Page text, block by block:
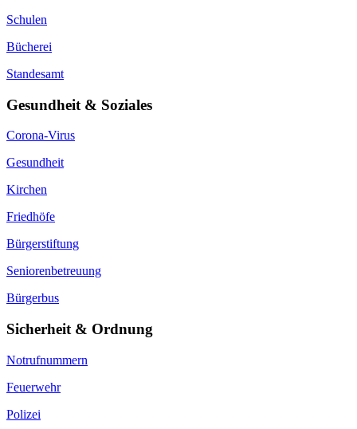
Schulen
Bücherei
Standesamt
Gesundheit & Soziales
Corona-Virus
Gesundheit
Kirchen
Friedhöfe
Bürgerstiftung
Seniorenbetreuung
Bürgerbus
Sicherheit & Ordnung
Notrufnummern
Feuerwehr
Polizei